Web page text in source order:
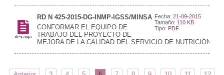
Fecha:21-09-2015
Tamaño: 110 KB
Tipo: PDF
RD N 425-2015-DG-INMP-IGSS/MINSA
CONFORMAR EL EQUIPO DE
TRABAJO DEL PROYECTO DE
MEJORA DE LA CALIDAD DEL SERVICIO DE NUTRICIÓN